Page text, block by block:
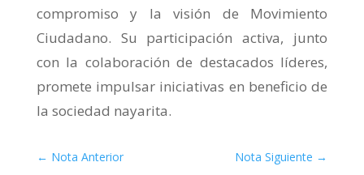
compromiso y la visión de Movimiento
Ciudadano. Su participación activa, junto
con la colaboración de destacados líderes,
promete impulsar iniciativas en beneficio de
la sociedad nayarita.
← Nota Anterior Nota Siguiente →